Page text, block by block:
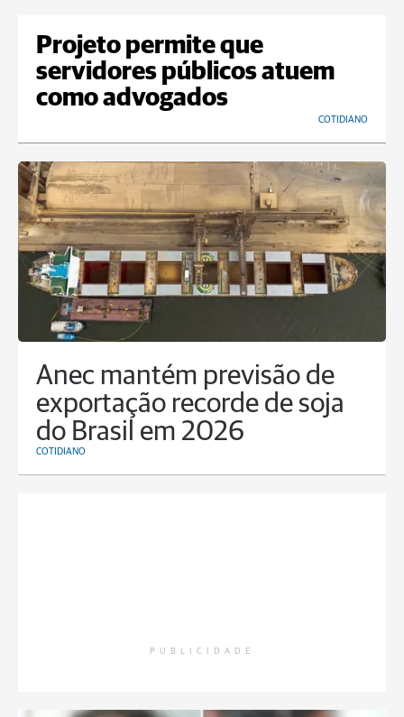
Projeto permite que
servidores públicos atuem
como advogados
COTIDIANO
Anec mantém previsão de
exportação recorde de soja
do Brasil em 2026
COTIDIANO
PUBLICIDADE